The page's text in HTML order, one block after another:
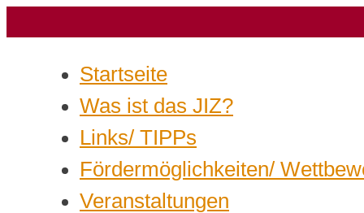
Startseite
Was ist das JIZ?
Links/ TIPPs
Fördermöglichkeiten/
Veranstaltungen